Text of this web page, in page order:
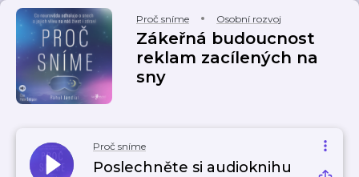
Proč sníme Osobní rozvoj
Zákeřná budoucnost
reklam zacílených na
sny
Proč sníme
Poslechněte si audioknihu